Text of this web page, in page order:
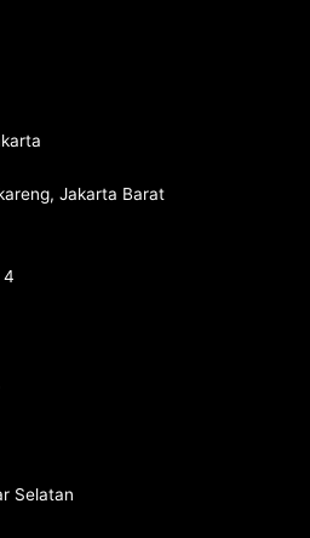
Jakarta Barat
4
Selatan